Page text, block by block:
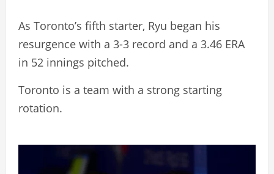
As Toronto’s fifth starter, Ryu began his
resurgence with a 3-3 record and a 3.46 ERA
in 52 innings pitched.
Toronto is a team with a strong starting
rotation.